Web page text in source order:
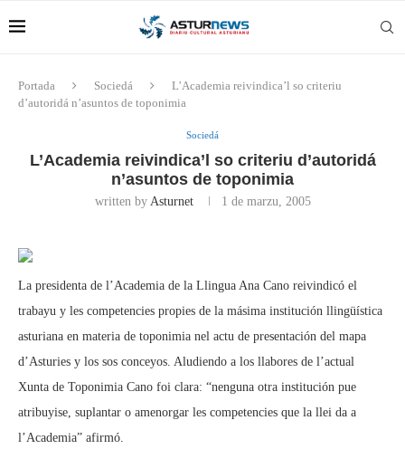
Portada Sociedá
L’Academia reivindica’l so criteriu
d’autoridá n’asuntos de toponimia
Sociedá
L’Academia reivindica’l so criteriu d’autoridá
n’asuntos de toponimia
written by Asturnet 1 de marzu, 2005
La presidenta de l’Academia de la Llingua Ana Cano reivindicó el
trabayu y les competencies propies de la másima institución llingüística
asturiana en materia de toponimia nel actu de presentación del mapa
d’Asturies y los sos conceyos. Aludiendo a los llabores de l’actual
Xunta de Toponimia Cano foi clara: “nenguna otra institución pue
atribuyise, suplantar o amenorgar les competencies que la llei da a
l’Academia” afirmó.